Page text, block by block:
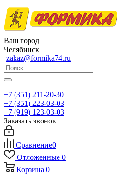
Ваш город
Челябинск
zakaz@formika74.ru
+7 (351) 211-20-30
+7 (351) 223-03-03
+7 (919) 123-03-03
Заказать звонок
Сравнение0
Отложенные 0
Корзина 0